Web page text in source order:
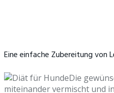
Eine einfache Zubereitung von
Die
miteinander vermischt und